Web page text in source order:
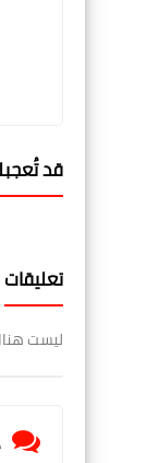
قد
تعليقات
ليست